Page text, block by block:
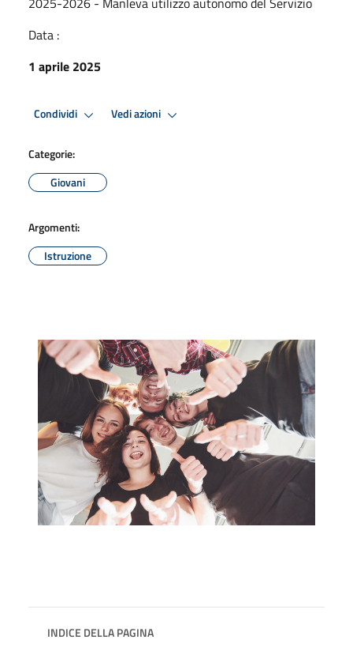
Data :
1 aprile 2025
Condividi Vedi azioni
Categorie:
Giovani
Argomenti:
Istruzione
INDICE DELLA PAGINA